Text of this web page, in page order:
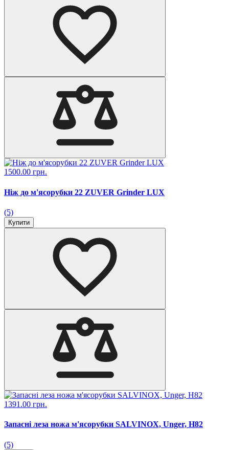
1500.00 грн.
Ніж до м'ясорубки 22 ZUVER Grinder LUX
(5)
Купити
1391.00 грн.
Запасні леза ножа м'ясорубки SALVINOX, Unger, H82
(5)